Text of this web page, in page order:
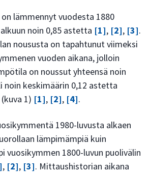
lämmennyt vuodesta 1880
noin 0,85 astetta [1], [2], [3].
noususta on tapahtunut viimeksi
vuoden aikana, jolloin
on noussut yhteensä noin
noin keskimäärin 0,12 astetta
1) [1], [2], [4].
1980-luvusta alkaen
lämpimämpiä kuin
vuosikymmen 1800-luvun puolivälin
, [2], [3]. Mittaushistorian aikana